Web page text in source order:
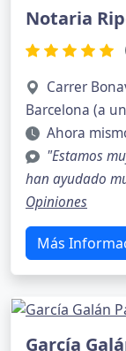
Notaria
Carrer
Barcelona (a
Ahora
"Estamos
han ayudado
Opiniones
Más
García